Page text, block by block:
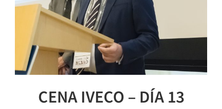
CENA IVECO – DÍA 13